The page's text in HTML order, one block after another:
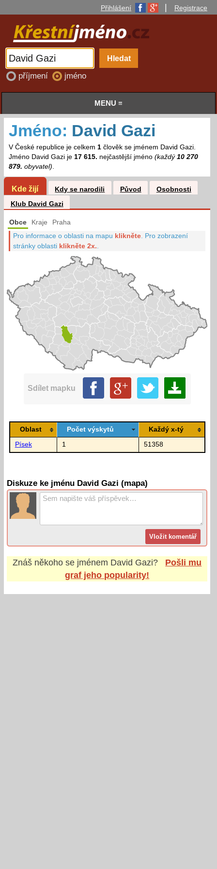
Přihlášení Registrace
příjmení jméno
MENU ≡
Jméno: David Gazi
V České republice je celkem 1člověk se jménem David Gazi.
Jméno David Gazi je 17 615. nejčastější jméno (každý 10 270
879. obyvatel).
Kde žijí Kdy se narodili Původ
Osobnosti
Klub David Gazi
Obce Kraje Praha
Pro informace o oblasti na mapu klikněte Pro zobrazení
stránky oblasti klikněte 2x.
Sdílet mapku
Oblast Počet výskytů Každý x-tý
Písek 1 51358
Diskuze ke jménu David Gazi (mapa)
Znáš někoho se jménem David Gazi?
Pošli mu
graf jeho popularity!